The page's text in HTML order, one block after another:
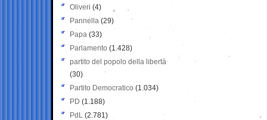
Oliveri (4)
Pannella (29)
Papa (33)
Parlamento (1.428)
partito del popolo della libertà
(30)
Partito Democratico (1.034)
PD (1.188)
PdL (2.781)